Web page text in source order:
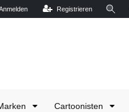
Registrieren
Cartoonisten